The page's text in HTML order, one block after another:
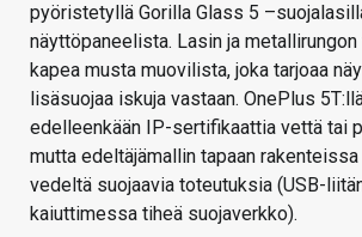
pyöristetyllä Gorilla Glass 5
näyttöpaneelista. Lasin ja
kapea musta muovilista, joka tarjoaa
lisäsuojaa iskuja vastaan. OnePlus
edelleenkään IP-sertifikaattia vettä tai
mutta edeltäjämallin tapaan
vedeltä suojaavia toteutuksia (USB-
kaiuttimessa tiheä suojaverkko).